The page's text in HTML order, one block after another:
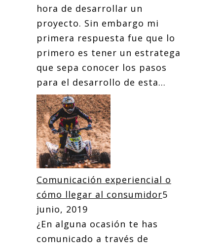
hora de desarrollar un
proyecto. Sin embargo mi
primera respuesta fue que lo
primero es tener un estratega
que sepa conocer los pasos
para el desarrollo de esta...
Comunicación experiencial o
cómo llegar al consumidor5
junio, 2019
¿En alguna ocasión te has
comunicado a través de